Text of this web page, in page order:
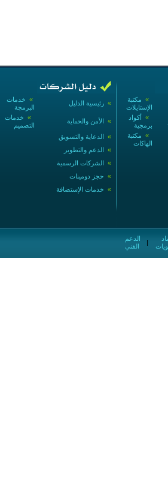
» خدمات
البرمجة
» رئيسية الدليل
» خدمات
التصميم
» الأمن والحماية
» الدعاية والتسويق
» الدعم والتطوير
» الشركات الرسمية
» حجز دومينات
» خدمات الإستضافة
» مكتبة
الإستايلات
» أكواد
برمجية
» مكتبة
الهاكات
الفني
|